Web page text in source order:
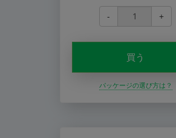
- +
買う
パッケージの選び方は？